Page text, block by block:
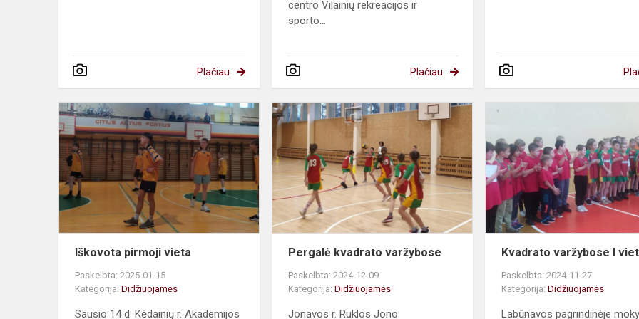
Plačiau
centro Vilainių rekreacijos ir
sporto...
Plačiau
Iškovota
pirmoji
vieta
Iškovota pirmoji vieta
Paskelbta: 2025-01-15
Kategorija: Didžiuojamės
Sausio 14 d. Kėdainių r. Akademijos
Pergalė
varžybose
Pergalė kvadrato varžybose
Paskelbta: 2024-12-09
Kategorija:Didžiuojamės
Jonavos r. Ruklos Jono
Kvadrato varžybose I
Paskelbta: 2024-11-27
Kategorija:Didžiuojamės
Labūnavos pagrindinėje